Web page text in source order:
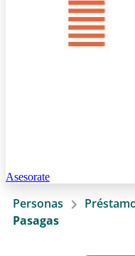
Asesorate
Personas
Pasagas